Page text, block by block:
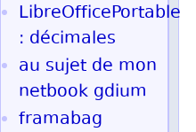
LibreOfficePortable
: décimales
au sujet de mon
netbook gdium
framabag